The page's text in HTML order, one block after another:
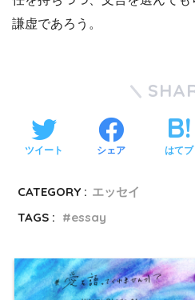
謙虚であろう。
ツイート シェア はてブ
CATEGORY : エッセイ
TAGS :
essay